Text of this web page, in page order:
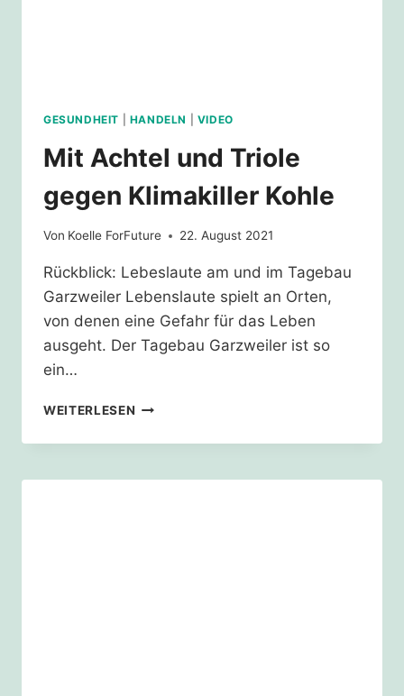
GESUNDHEIT HANDELN VIDEO
Mit Achtel und Triole
gegen Klimakiller Kohle
Von Koelle ForFuture 22. August 2021
Rückblick: Lebeslaute am und im Tagebau
Garzweiler Lebenslaute spielt an Orten,
von denen eine Gefahr für das Leben
ausgeht. Der Tagebau Garzweiler ist so
ein…
WEITERLESEN MIT
UND
GEGEN